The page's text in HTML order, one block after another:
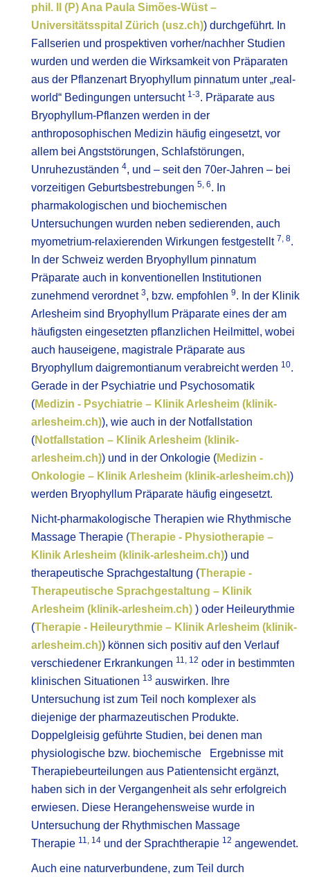
phil. II (P) Ana Paula Simões-Wüst –
Universitätsspital Zürich (usz.ch)) durchgeführt. In
Fallserien und prospektiven vorher/nachher Studien
wurden und werden die Wirksamkeit von Präparaten
aus der Pflanzenart Bryophyllum pinnatum unter „real-
world“ Bedingungen untersucht 1-3. Präparate aus
Bryophyllum-Pflanzen werden in der
anthroposophischen Medizin häufig eingesetzt, vor
allem bei Angststörungen, Schlafstörungen,
Unruhezuständen 4, und – seit den 70er-Jahren – bei
vorzeitigen Geburtsbestrebungen 5, 6. In
pharmakologischen und biochemischen
Untersuchungen wurden neben sedierenden, auch
myometrium-relaxierenden Wirkungen festgestellt 7, 8.
In der Schweiz werden Bryophyllum pinnatum
Präparate auch in konventionellen Institutionen
zunehmend verordnet 3, bzw. empfohlen 9. In der Klinik
Arlesheim sind Bryophyllum Präparate eines der am
häufigsten eingesetzten pflanzlichen Heilmittel, wobei
auch hauseigene, magistrale Präparate aus
Bryophyllum daigremontianum verabreicht werden 10.
Gerade in der Psychiatrie und Psychosomatik
(Medizin - Psychiatrie – Klinik Arlesheim (klinik-
arlesheim.ch)), wie auch in der Notfallstation
(Notfallstation – Klinik Arlesheim (klinik-
arlesheim.ch)) und in der Onkologie (Medizin -
Onkologie – Klinik Arlesheim (klinik-arlesheim.ch))
werden Bryophyllum Präparate häufig eingesetzt.
Nicht-pharmakologische Therapien wie Rhythmische
Massage Therapie (Therapie - Physiotherapie –
Klinik Arlesheim (klinik-arlesheim.ch)) und
therapeutische Sprachgestaltung (Therapie -
Therapeutische Sprachgestaltung – Klinik
Arlesheim (klinik-arlesheim.ch) ) oder Heileurythmie
(Therapie - Heileurythmie – Klinik Arlesheim (klinik-
arlesheim.ch)) können sich positiv auf den Verlauf
verschiedener Erkrankungen 11, 12 oder in bestimmten
klinischen Situationen 13 auswirken. Ihre
Untersuchung ist zum Teil noch komplexer als
diejenige der pharmazeutischen Produkte.
Doppelgleisig geführte Studien, bei denen man
physiologische bzw. biochemische Ergebnisse mit
Therapiebeurteilungen aus Patientensicht ergänzt,
haben sich in der Vergangenheit als sehr erfolgreich
erwiesen. Diese Herangehensweise wurde in
Untersuchung der Rhythmischen Massage
Therapie 11, 14 und der Sprachtherapie 12 angewendet.
Auch eine naturverbundene, zum Teil durch